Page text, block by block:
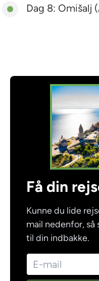
Dag 8: Omišalj
Få din
Kunne du lide
mail nedenfor,
til din indbakke.